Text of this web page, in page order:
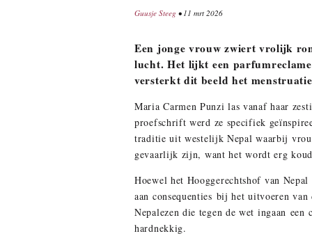
Guusje Steeg • 11 mrt 2026
Een jonge vrouw zwiert vrolijk
lucht. Het lijkt een
versterkt dit beeld het
Maria Carmen Punzi las vanaf haar
proefschrift werd ze specifiek
traditie uit westelijk Nepal waarbij
gevaarlijk zijn, want het wordt erg
Hoewel het Hooggerechtshof van Nepal
aan consequenties bij het uitvoeren
Nepalezen die tegen de wet ingaan
hardnekkig.